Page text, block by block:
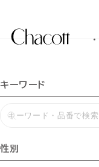
キーワード
性別